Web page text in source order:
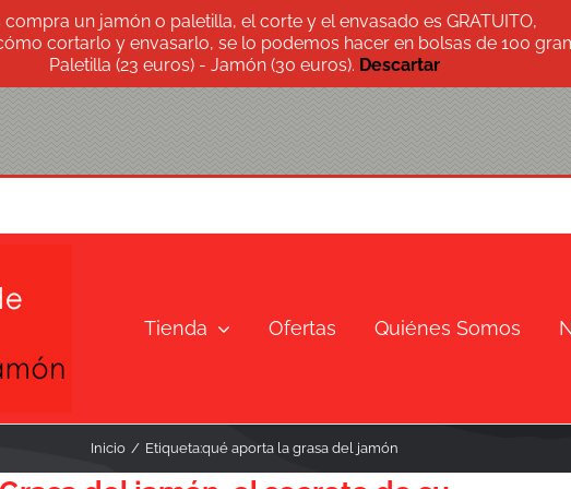
compra un jamón o paletilla, el corte y el envasado es GRATUITO,
cortarlo y envasarlo, se lo podemos hacer en bolsas de 100
Paletilla (23 euros) - Jamón (30 euros). Descartar
Tienda Ofertas Quiénes Somos
Inicio Etiqueta:qué aporta la grasa del jamón